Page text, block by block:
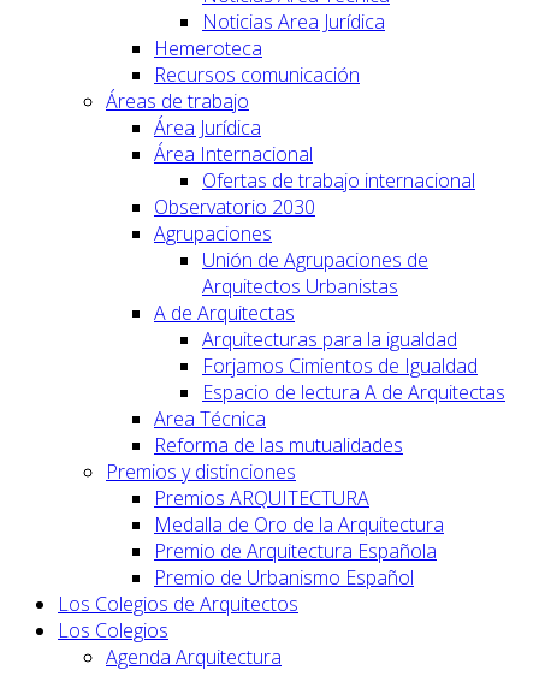
Noticias Area Jurídica
Hemeroteca
Recursos comunicación
Áreas de trabajo
Área Jurídica
Área Internacional
Ofertas de trabajo internacional
Observatorio 2030
Agrupaciones
Unión de Agrupaciones de
Arquitectos Urbanistas
A de Arquitectas
Arquitecturas para la igualdad
Forjamos Cimientos de Igualdad
Espacio de lectura A de Arquitectas
Area Técnica
Reforma de las mutualidades
Premios y distinciones
Premios ARQUITECTURA
Medalla de Oro de la Arquitectura
Premio de Arquitectura Española
Premio de Urbanismo Español
Los Colegios de Arquitectos
Los Colegios
Agenda Arquitectura